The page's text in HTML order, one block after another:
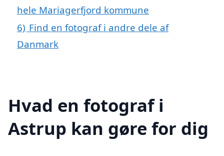
hele Mariagerfjord kommune
6) Find en fotograf i andre dele af
Danmark
Hvad en fotograf i
Astrup kan gøre for dig